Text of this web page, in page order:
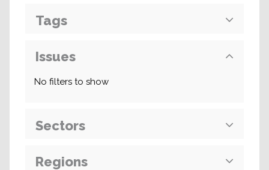
Tags
Issues
No filters to show
Sectors
Regions